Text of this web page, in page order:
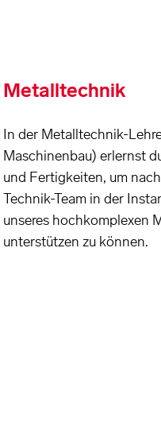
Metalltechnik
In der Metalltechnik-
Maschinenbau) erlernst
und Fertigkeiten, um
Technik-Team in der
unseres hochkomplexen
unterstützen zu können.